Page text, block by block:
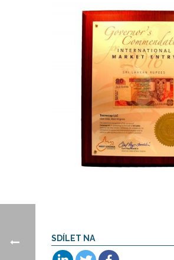
SDÍLET NA